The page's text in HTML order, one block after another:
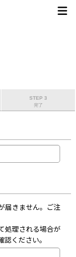
STEP 3
完了
届きません。ご注
処理される場合が
ください。